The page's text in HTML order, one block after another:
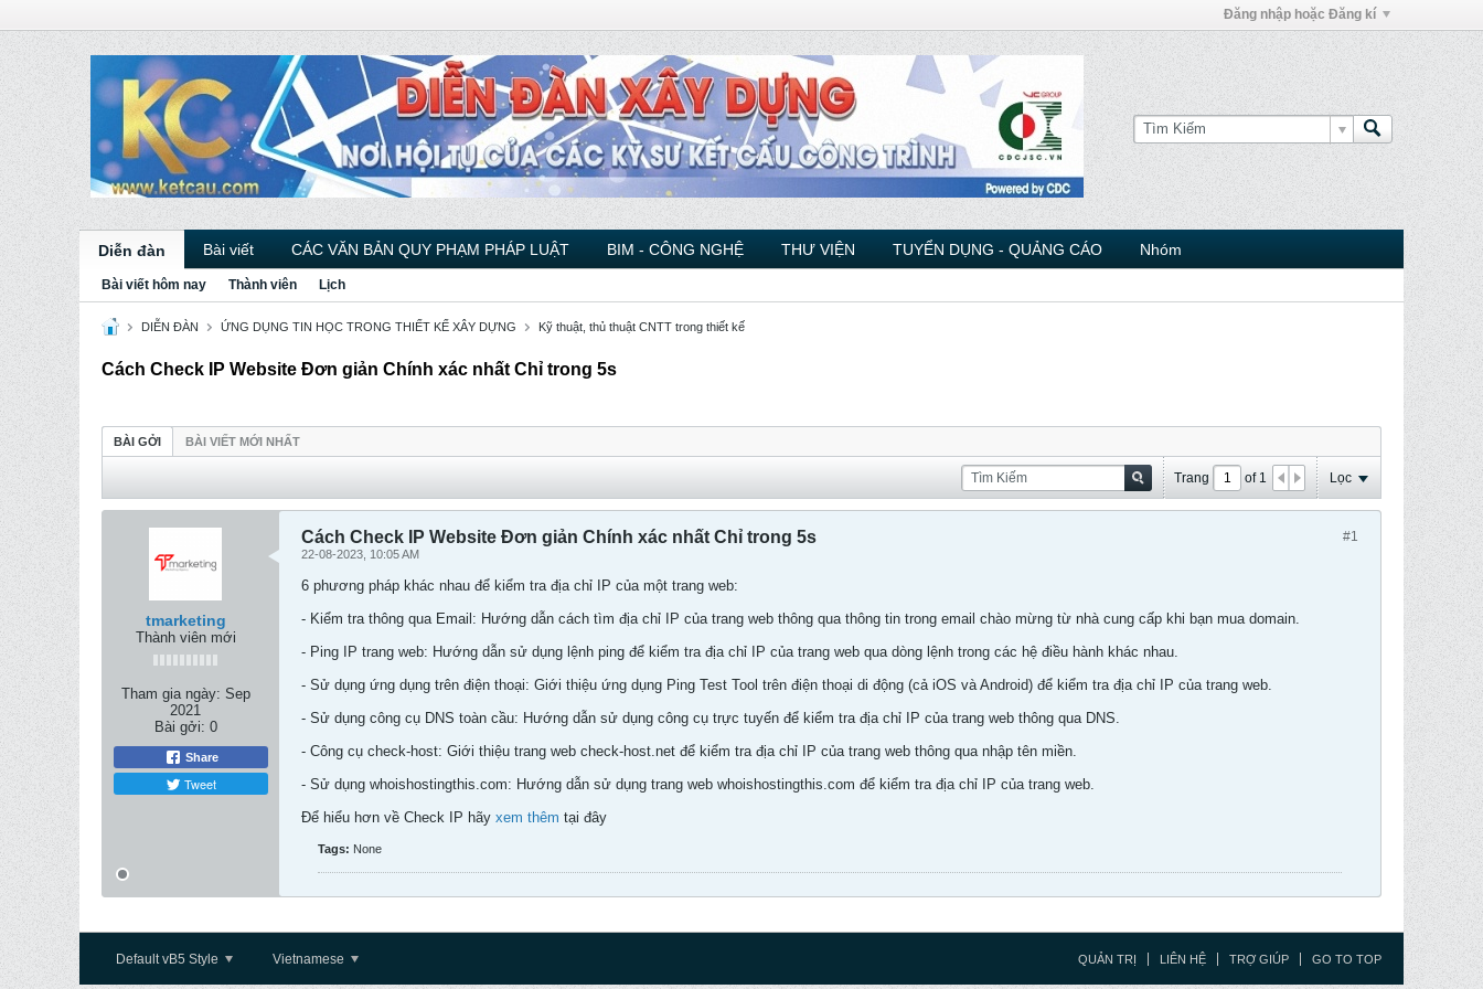
Đăng nhập hoặc Đăng kí
Diễn đàn Bài viết CÁC VĂN BẢN QUY PHẠM PHÁP LUẬT BIM - CÔNG NGHỆ THƯ VIỆN TUYỂN DỤNG - QUẢNG CÁO Nhóm
Bài viết hôm nay Thành viên Lịch
DIỄN ĐÀN ỨNG DỤNG TIN HỌC TRONG THIẾT KẾ XÂY DỰNG Kỹ thuật, thủ thuật CNTT trong thiết kế
Cách Check IP Website Đơn giản Chính xác nhất Chỉ trong 5s
BÀI GỞI BÀI VIẾT MỚI NHẤT
Trang of 1 Lọc
tmarketing
Thành viên mới
Tham gia ngày: Sep
2021
Bài gởi: 0
Share
Tweet
#1
Cách Check IP Website Đơn giản Chính xác nhất Chỉ trong 5s
22-08-2023, 10:05 AM
6 phương pháp khác nhau để kiểm tra địa chỉ IP của một trang web:
- Kiểm tra thông qua Email: Hướng dẫn cách tìm địa chỉ IP của trang web thông qua thông tin trong email chào mừng từ nhà cung cấp khi bạn mua domain.
- Ping IP trang web: Hướng dẫn sử dụng lệnh ping để kiểm tra địa chỉ IP của trang web qua dòng lệnh trong các hệ điều hành khác nhau.
- Sử dụng ứng dụng trên điện thoại: Giới thiệu ứng dụng Ping Test Tool trên điện thoại di động (cả iOS và Android) để kiểm tra địa chỉ IP của trang web.
- Sử dụng công cụ DNS toàn cầu: Hướng dẫn sử dụng công cụ trực tuyến để kiểm tra địa chỉ IP của trang web thông qua DNS.
- Công cụ check-host: Giới thiệu trang web check-host.net để kiểm tra địa chỉ IP của trang web thông qua nhập tên miền.
- Sử dụng whoishostingthis.com: Hướng dẫn sử dụng trang web whoishostingthis.com để kiểm tra địa chỉ IP của trang web.
Để hiểu hơn về Check IP hãy xem thêm tại đây
Tags: None
Default vB5 Style Vietnamese QUẢN TRỊ LIÊN HỆ TRỢ GIÚP GO TO TOP